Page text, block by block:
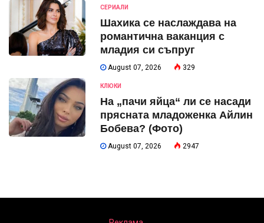
СЕРИАЛИ
Шахика се наслаждава на
романтична ваканция с
младия си съпруг
August 07, 2026 329
КЛЮКИ
На „пачи яйца“ ли се насади
прясната младоженка Айлин
Бобева? (Фото)
August 07, 2026 2947